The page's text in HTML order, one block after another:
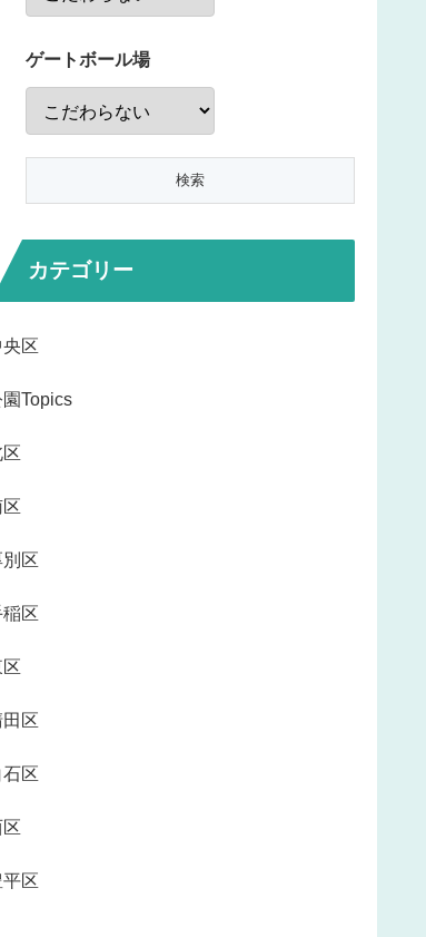
ゲートボール場
カテゴリー
央区
Topics
別区
区
区
石区
平区